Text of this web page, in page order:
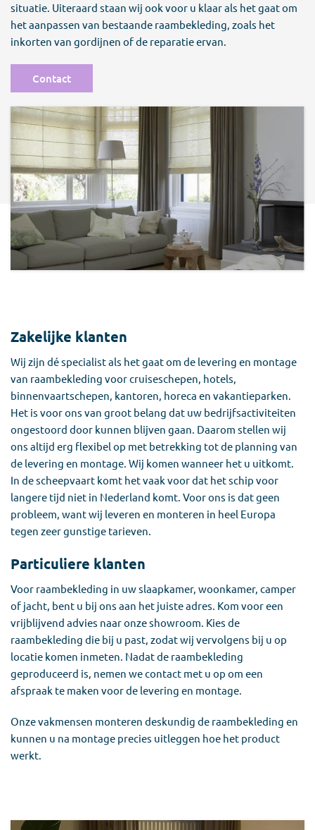
situatie. Uiteraard staan wij ook voor u klaar als het gaat om
het aanpassen van bestaande raambekleding, zoals het
inkorten van gordijnen of de reparatie ervan.
Contact
Zakelijke klanten
Wij zijn dé specialist als het gaat om de levering en montage
van raambekleding voor cruiseschepen, hotels,
binnenvaartschepen, kantoren, horeca en vakantieparken.
Het is voor ons van groot belang dat uw bedrijfsactiviteiten
ongestoord door kunnen blijven gaan. Daarom stellen wij
ons altijd erg flexibel op met betrekking tot de planning van
de levering en montage. Wij komen wanneer het u uitkomt.
In de scheepvaart komt het vaak voor dat het schip voor
langere tijd niet in Nederland komt. Voor ons is dat geen
probleem, want wij leveren en monteren in heel Europa
tegen zeer gunstige tarieven.
Particuliere klanten
Voor raambekleding in uw slaapkamer, woonkamer, camper
of jacht, bent u bij ons aan het juiste adres. Kom voor een
vrijblijvend advies naar onze showroom. Kies de
raambekleding die bij u past, zodat wij vervolgens bij u op
locatie komen inmeten. Nadat de raambekleding
geproduceerd is, nemen we contact met u op om een
afspraak te maken voor de levering en montage.
Onze vakmensen monteren deskundig de raambekleding en
kunnen u na montage precies uitleggen hoe het product
werkt.